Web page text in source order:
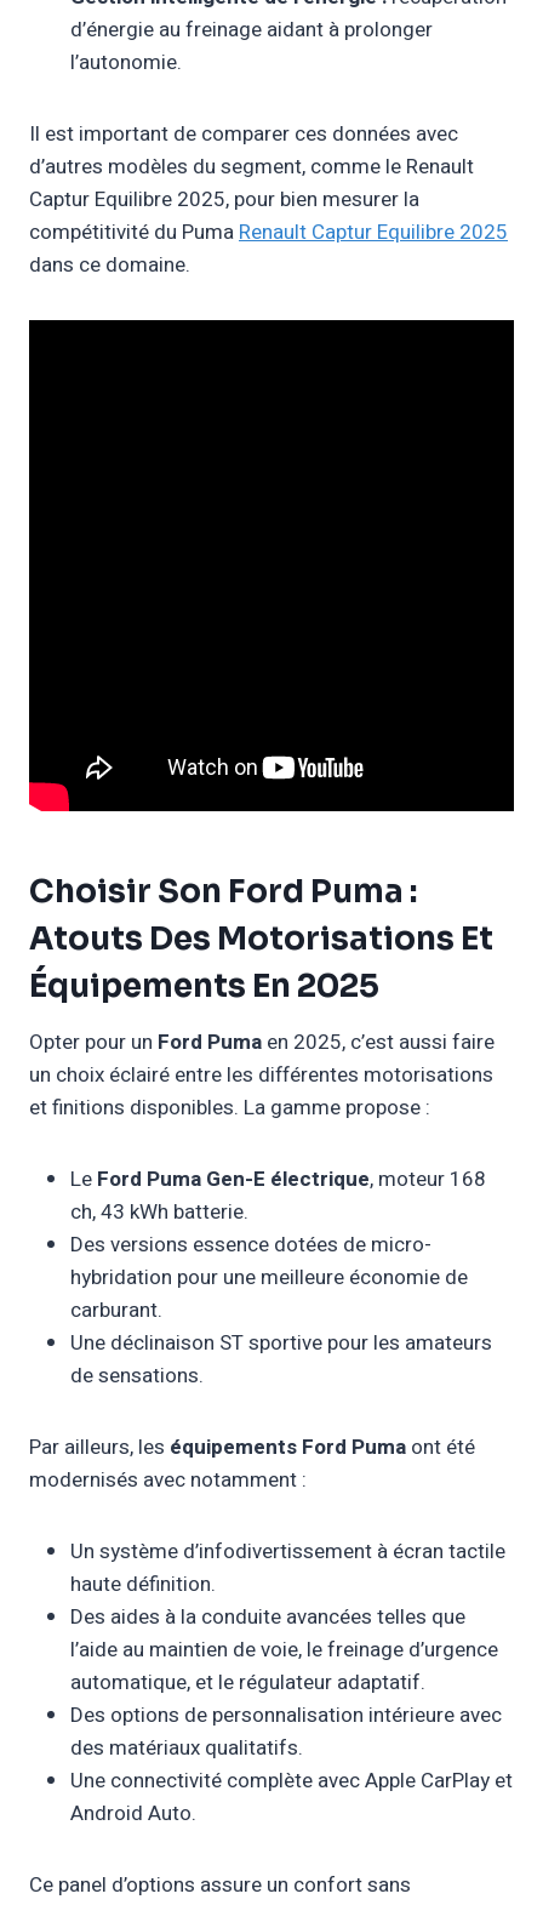
d’énergie au freinage aidant à prolonger
l’autonomie.
Il est important de comparer ces données avec
d’autres modèles du segment, comme le Renault
Captur Equilibre 2025, pour bien mesurer la
compétitivité du PumaRenault Captur Equilibre 2025
dans ce domaine.
Choisir Son Ford Puma :
Atouts Des Motorisations Et
Équipements En 2025
Opter pour un Ford Puma en 2025, c’est aussi faire
un choix éclairé entre les différentes motorisations
et finitions disponibles. La gamme propose :
Le Ford Puma Gen-E électrique, moteur 168
ch, 43 kWh batterie.
Des versions essence dotées de micro-
hybridation pour une meilleure économie de
carburant.
Une déclinaison ST sportive pour les amateurs
de sensations.
Par ailleurs, les équipements Ford Puma ont été
modernisés avec notamment :
Un système d’infodivertissement à écran tactile
haute définition.
Des aides à la conduite avancées telles que
l’aide au maintien de voie, le freinage d’urgence
automatique, et le régulateur adaptatif.
Des options de personnalisation intérieure avec
des matériaux qualitatifs.
Une connectivité complète avec Apple CarPlay et
Android Auto.
Ce panel d’options assure un confort sans